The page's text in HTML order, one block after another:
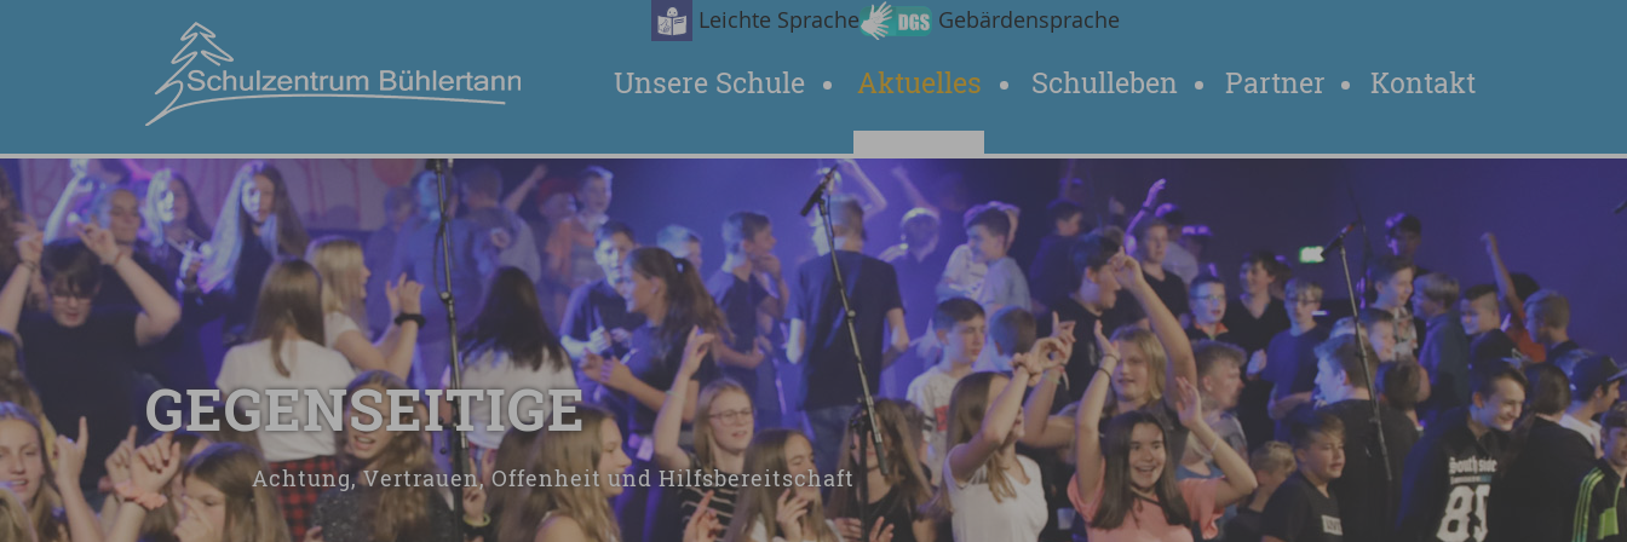
Leichte Sprache Gebärdensprache
Unsere Schule Aktuelles Schulleben Partner Kontakt
GEGENSEITIGE
Achtung, Vertrauen, Offenheit und Hilfsbereitschaft